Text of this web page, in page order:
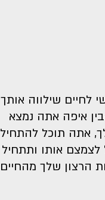
לחיים שילווה אותך
איפה אתה נמצא
אתה תוכל להתחיל
אותו ותתחיל
הרצון שלך מהחיים